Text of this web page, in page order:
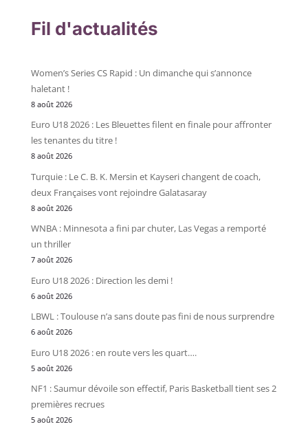
Fil d'actualités
Women’s Series CS Rapid : Un dimanche qui s’annonce
haletant !
8 août 2026
Euro U18 2026 : Les Bleuettes filent en finale pour affronter
les tenantes du titre !
8 août 2026
Turquie : Le C. B. K. Mersin et Kayseri changent de coach,
deux Françaises vont rejoindre Galatasaray
8 août 2026
WNBA : Minnesota a fini par chuter, Las Vegas a remporté
un thriller
7 août 2026
Euro U18 2026 : Direction les demi !
6 août 2026
LBWL : Toulouse n’a sans doute pas fini de nous surprendre
6 août 2026
Euro U18 2026 : en route vers les quart….
5 août 2026
NF1 : Saumur dévoile son effectif, Paris Basketball tient ses 2
premières recrues
5 août 2026